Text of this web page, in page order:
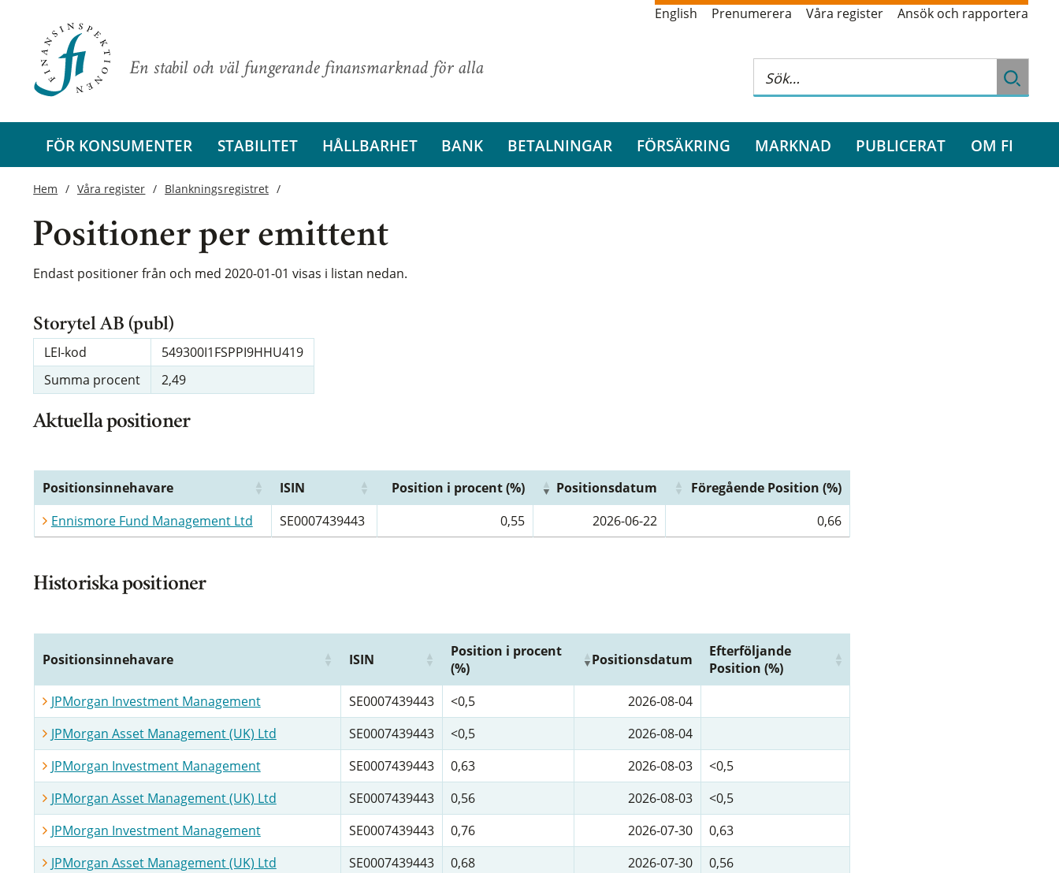
En stabil och väl fungerande finansmarknad för alla
English Prenumerera Våra register Ansök och rapportera
FÖR KONSUMENTER STABILITET HÅLLBARHET BANK BETALNINGAR FÖRSÄKRING MARKNAD PUBLICERAT OM FI
Hem Våra register Blankningsregistret
Positioner per emittent
Endast positioner från och med 2020-01-01 visas i listan nedan.
Storytel AB (publ)
LEI-kod
549300I1FSPPI9HHU419
Summa procent
2,49
Aktuella positioner
Positionsinnehavare ISIN Position i procent (%) Positionsdatum
Föregående Position (%)
Ennismore Fund Management Ltd
SE0007439443 0,55 2026-06-22 0,66
Historiska positioner
Positionsinnehavare ISIN
Position i procent
(%)
Positionsdatum
Efterföljande
Position (%)
JPMorgan Investment Management
SE0007439443 <0,5
2026-08-04
JPMorgan Asset Management (UK) Ltd
SE0007439443 <0,5
2026-08-04
JPMorgan Investment Management
SE0007439443 0,63 2026-08-03
<0,5
JPMorgan Asset Management (UK) Ltd
SE0007439443 0,56 2026-08-03
<0,5
JPMorgan Investment Management
SE0007439443 0,76 2026-07-30
0,63
JPMorgan Asset Management (UK) Ltd
SE0007439443 0,68 2026-07-30
0,56